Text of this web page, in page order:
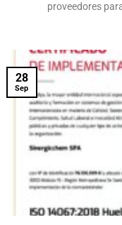
proveedores
28
Sep